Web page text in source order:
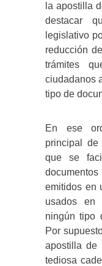
la apostilla
destacar
legislativo
reducción
trámites
ciudadanos
tipo de
En ese
principal
que se
emitidos en
usados en
ningún tipo
Por
apostilla de
tediosa